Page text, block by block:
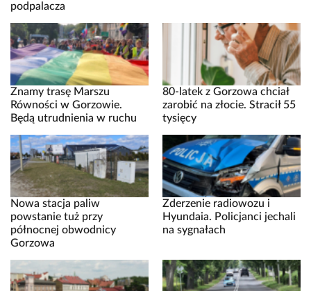
podpalacza
Znamy trasę Marszu
Równości w Gorzowie.
Będą utrudnienia w ruchu
80-latek z Gorzowa chciał
zarobić na złocie. Stracił 55
tysięcy
Nowa stacja paliw
powstanie tuż przy
północnej obwodnicy
Gorzowa
Zderzenie radiowozu i
Hyundaia. Policjanci jechali
na sygnałach